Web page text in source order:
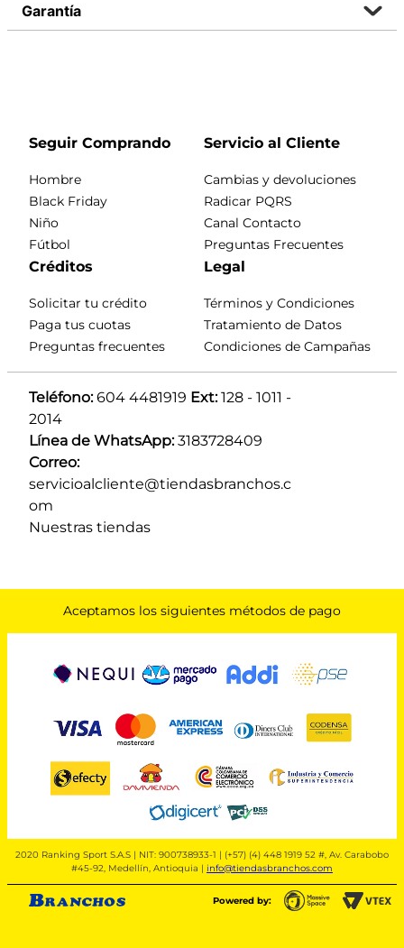
Garantía
Seguir Comprando
Hombre
Black Friday
Niño
Fútbol
Servicio al Cliente
Cambias y devoluciones
Radicar PQRS
Canal Contacto
Preguntas Frecuentes
Créditos
Solicitar tu crédito
Paga tus cuotas
Preguntas frecuentes
Legal
Términos y Condiciones
Tratamiento de Datos
Condiciones de Campañas
Teléfono: 604 4481919 Ext: 128 - 1011 -
2014
Línea de WhatsApp: 3183728409
Correo:
servicioalcliente@tiendasbranchos.c
om
Nuestras tiendas
Aceptamos los siguientes métodos de pago
2020 Ranking Sport S.A.S | NIT: 900738933-1 | (+57) (4) 448 1919 52 #, Av. Carabobo
#45-92, Medellín, Antioquia | info@tiendasbranchos.com
Powered by: